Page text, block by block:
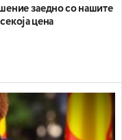
заедно со нашите
цена